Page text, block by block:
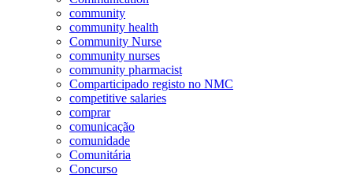
community
community health
Community Nurse
community nurses
community pharmacist
Comparticipado registo no NMC
competitive salaries
comprar
comunicação
comunidade
Comunitária
Concurso